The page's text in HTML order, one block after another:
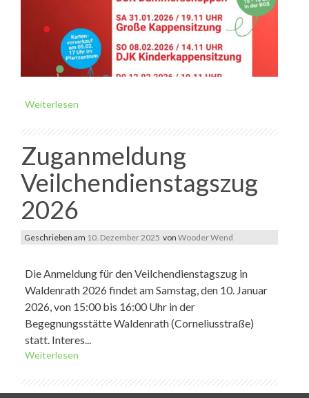
Weiterlesen
Zuganmeldung
Veilchendienstagszug
2026
Geschrieben am 10. Dezember 2025 von Wooder Wend
Die Anmeldung für den Veilchendienstagszug in
Waldenrath 2026 findet am Samstag, den 10. Januar
2026, von 15:00 bis 16:00 Uhr in der
Begegnungsstätte Waldenrath (Corneliusstraße)
statt. Interes...
Weiterlesen